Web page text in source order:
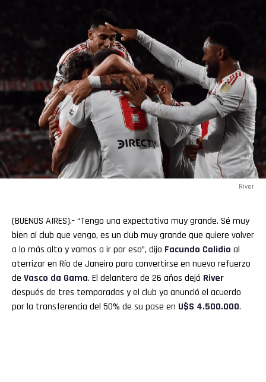
River
(BUENOS AIRES).- “Tengo una expectativa muy grande. Sé muy
bien al club que vengo, es un club muy grande que quiere volver
a lo más alto y vamos a ir por eso”, dijo Facundo Colidio al
aterrizar en Río de Janeiro para convertirse en nuevo refuerzo
de Vasco da Gama. El delantero de 26 años dejó River
después de tres temporadas y el club ya anunció el acuerdo
por la transferencia del 50% de su pase en U$S 4.500.000.